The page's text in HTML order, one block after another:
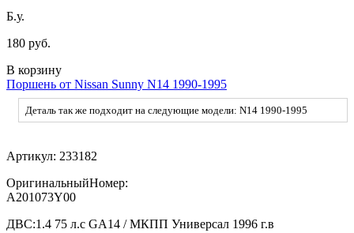
Б.у.
180 руб.
В корзину
Поршень от Nissan Sunny N14 1990-1995
Деталь так же подходит на следующие модели: N14 1990-1995
Артикул: 233182
ОригинальныйНомер:
A201073Y00
ДВС:1.4 75 л.с GA14 / МКПП Универсал 1996 г.в